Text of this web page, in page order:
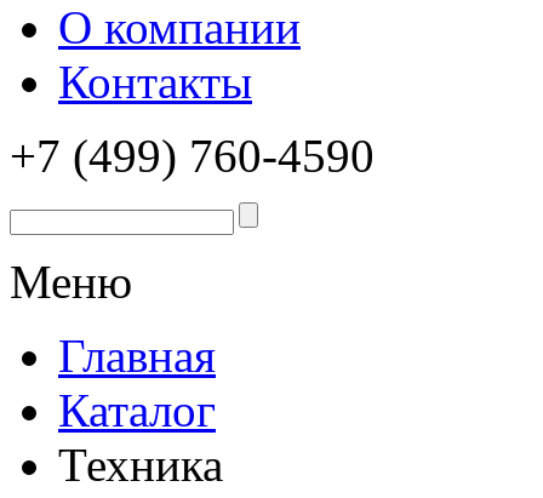
О компании
Контакты
+7 (499) 760-4590
Меню
Главная
Каталог
Техника